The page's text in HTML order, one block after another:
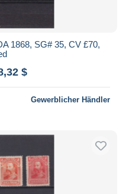
1868, SG# 35, CV £70,
$
Gewerblicher Händler